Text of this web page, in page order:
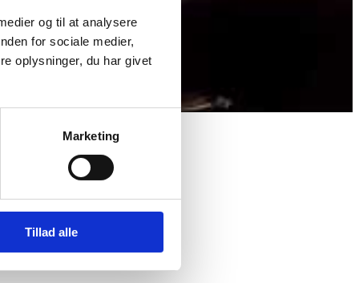
og til at analysere
for sociale medier,
oplysninger, du har givet
Marketing
Tillad alle